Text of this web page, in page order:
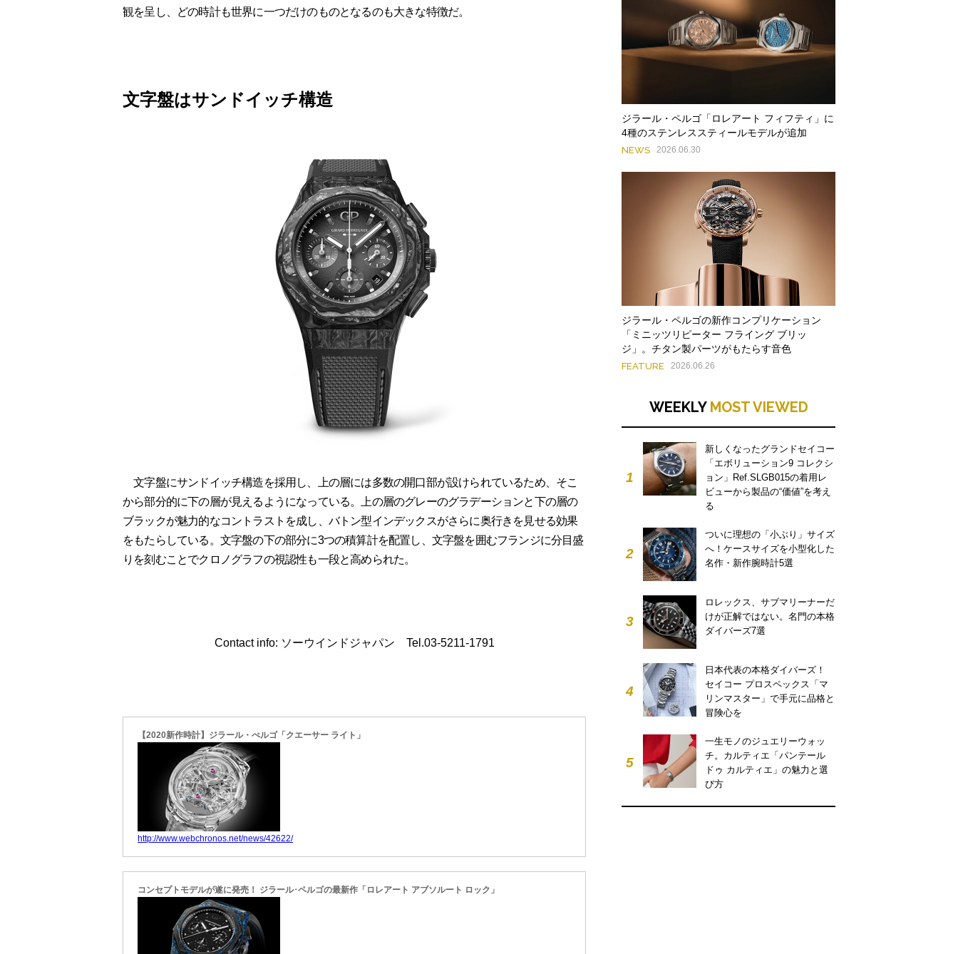
観を呈し、どの時計も世界に一つだけのものとなるのも大きな特徴だ。
文字盤はサンドイッチ構造
文字盤にサンドイッチ構造を採用し、上の層には多数の開口部が設けられているため、そこ
から部分的に下の層が見えるようになっている。上の層のグレーのグラデーションと下の層の
ブラックが魅力的なコントラストを成し、バトン型インデックスがさらに奥行きを見せる効果
をもたらしている。文字盤の下の部分に3つの積算計を配置し、文字盤を囲むフランジに分目盛
りを刻むことでクロノグラフの視認性も一段と高められた。
Contact info: ソーウインドジャパン Tel.03-5211-1791
【2020新作時計】ジラール・ぺルゴ「クエーサー ライト」
http://www.webchronos.net/news/42622/
コンセプトモデルが遂に発売！ ジラール･ペルゴの最新作「ロレアート アブソルート ロック」
ジラール・ペルゴ「ロレアート フィフティ」に
4種のステンレススティールモデルが追加
NEWS 2026.06.30
ジラール・ペルゴの新作コンプリケーション
「ミニッツリピーター フライング ブリッ
ジ」。チタン製パーツがもたらす音色
FEATURE 2026.06.26
WEEKLY MOST VIEWED
1
新しくなったグランドセイコー
「エボリューション9 コレクシ
ョン」Ref.SLGB015の着用レ
ビューから製品の“価値”を考え
る
2
ついに理想の「小ぶり」サイズ
へ！ケースサイズを小型化した
名作・新作腕時計5選
3
ロレックス、サブマリーナーだ
けが正解ではない。名門の本格
ダイバーズ7選
4
日本代表の本格ダイバーズ！
セイコー プロスペックス「マ
リンマスター」で手元に品格と
冒険心を
5
一生モノのジュエリーウォッ
チ。カルティエ「パンテール
ドゥ カルティエ」の魅力と選
び方